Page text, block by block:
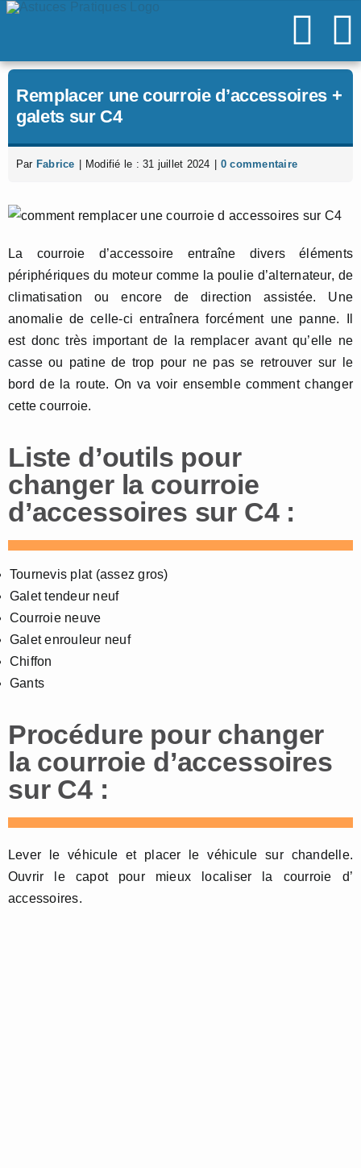
Passer
Remplacer une courroie d’accessoires +
galets sur C4
Par Fabrice Modifié le : 31 juillet 2024 0 commentaire
La courroie d’accessoire entraîne divers éléments
périphériques du moteur comme la poulie d’alternateur, de
climatisation ou encore de direction assistée. Une
anomalie de celle-ci entraînera forcément une panne. Il
est donc très important de la remplacer avant qu’elle ne
casse ou patine de trop pour ne pas se retrouver sur le
bord de la route. On va voir ensemble comment changer
cette courroie.
Liste d’outils pour
changer la courroie
d’accessoires sur C4 :
Tournevis plat (assez gros)
Galet tendeur neuf
Courroie neuve
Galet enrouleur neuf
Chiffon
Gants
Procédure pour changer
la courroie d’accessoires
sur C4 :
Lever le véhicule et placer le véhicule sur chandelle.
Ouvrir le capot pour mieux localiser la courroie d’
accessoires.